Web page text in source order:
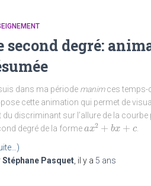
second degré:
dans ma période manimces temps-
cette animation qui permet de
du discriminant sur l’allure de la
degré de la formeax2 + b x +
ax2 +b x+ c
Stéphane Pasquet , il y a 5 ans